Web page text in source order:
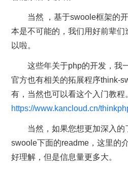
当然 ，基于swoole框架的
本是不可能的，我们用好前辈
以啦。
这些年关于php的开发，我
官方也有相关的拓展程序think-
有，当然也可以看这个入门教程
https://www.kancloud.cn/
当然，如果您想更加深入
swoole下面的readme，这里的
好理解，但是信息量更多大。